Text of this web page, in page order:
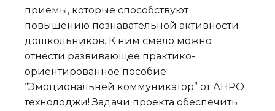
приемы, которые способствуют
повышению познавательной активности
дошкольников. К ним смело можно
отнести развивающее практико-
ориентированное пособие
“Эмоциональней коммуникатор” от АНРО
технолоджи! Задачи проекта обеспечить